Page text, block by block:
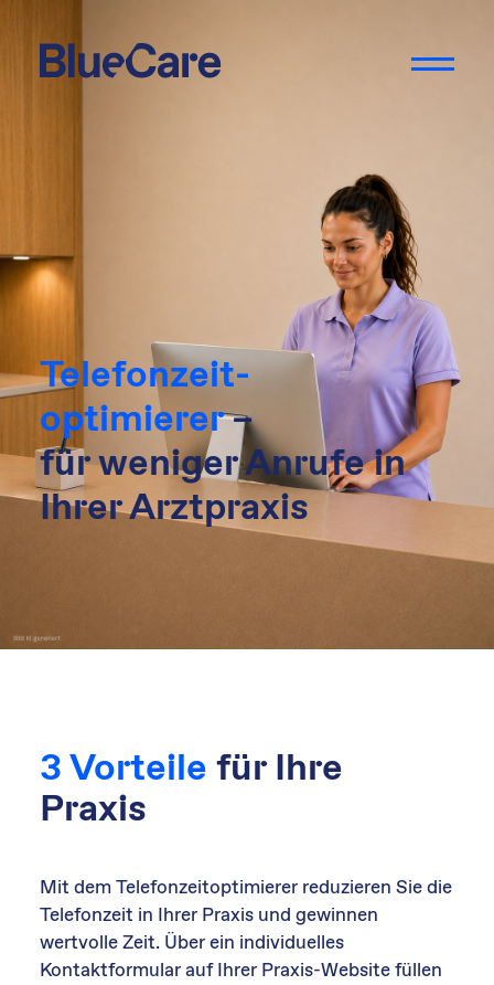
Telefonzeit-
optimierer–
für weniger Anrufe in
Ihrer Arztpraxis
3 Vorteile für Ihre
Praxis
Mit dem Telefonzeitoptimierer reduzieren Sie die
Telefonzeit in Ihrer Praxis und gewinnen
wertvolle Zeit. Über ein individuelles
Kontaktformular auf Ihrer Praxis-Website füllen